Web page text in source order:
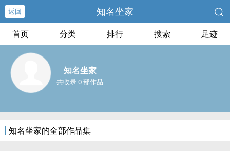
返回 知名坐家
首页 分类 排行 搜索 足迹
知名坐家
共收录 0 部作品
知名坐家的全部作品集